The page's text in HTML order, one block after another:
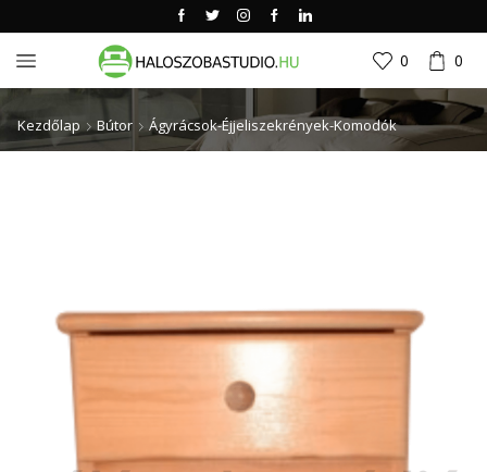
0 0
Kezdőlap Bútor Ágyrácsok-Éjjeliszekrények-Komodók